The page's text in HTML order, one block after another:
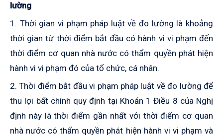
lường
1. Thời gian vi phạm pháp luậtvề đo lường là khoảng
thời gian từ thời điểm bắt đầu có hành vi vi phạm đến
thời điểm cơ quan nhà nước có thẩm quyền phát hiện
hành vi vi phạm đó của tổ chức, cá nhân.
2. Thời điểm bắt đầu vi phạm pháp luật về đo lường để
thu lợi bất chính quy định tại Khoản 1 Điều 8 của Nghị
định này là thời điểm gần nhất với thời điểm cơ quan
nhà nước có thẩm quyền phát hiện hành vi vi phạm và